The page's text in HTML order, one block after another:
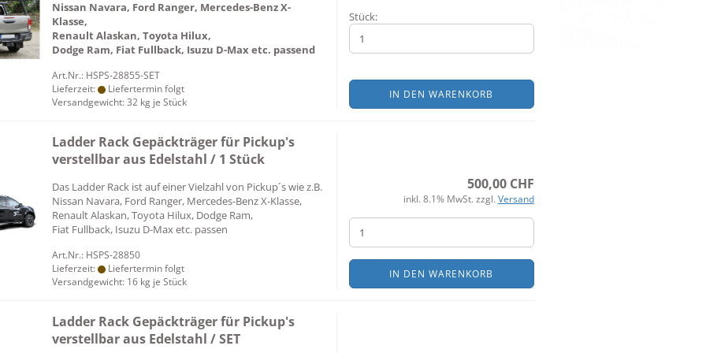
Nissan Navara, Ford Ranger, Mercedes-Benz X-
Klasse,
​Renault Alaskan, Toyota Hilux,
Dodge Ram, Fiat Fullback, Isuzu D-Max etc. passend
Art.Nr.: HSPS-28855-SET
Lieferzeit:
Liefertermin folgt
Versandgewicht:32kg je Stück
Stück:
IN DEN WARENKORB
Ladder Rack Gepäckträger für Pickup's
verstellbar aus Edelstahl / 1 Stück
Das Ladder Rack ist auf einer Vielzahl von Pickup´s wie z.B.
Nissan Navara, Ford Ranger, Mercedes-Benz X-Klasse,
Renault Alaskan, Toyota Hilux, Dodge Ram,
Fiat Fullback, Isuzu D-Max etc. passen
Art.Nr.: HSPS-28850
Lieferzeit:
Liefertermin folgt
Versandgewicht: 16kg je Stück
500,00 CHF
inkl. 8.1% MwSt. zzgl. Versand
IN DEN WARENKORB
Ladder Rack Gepäckträger für Pickup's
verstellbar aus Edelstahl / SET